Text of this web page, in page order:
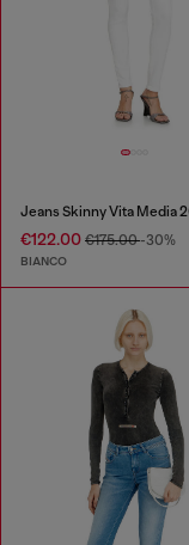
€122.00 €175.00-30%
BIANCO